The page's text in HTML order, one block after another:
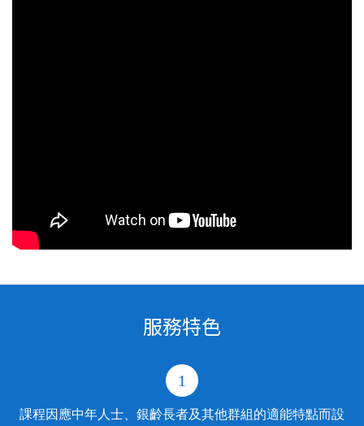
服務特色
1
課程因應中年人士、銀齡長者及其他群組的適能特點而設